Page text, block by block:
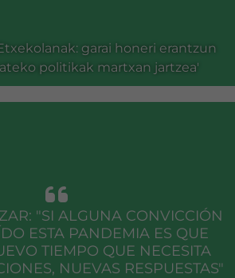
garai honeri erantzun
politikak martxan jartzea'
"SI ALGUNA CONVICCIÓN
ESTA PANDEMIA ES QUE
TIEMPO QUE NECESITA
NUEVAS RESPUESTAS"